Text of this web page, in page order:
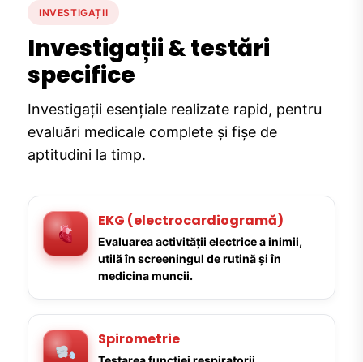
INVESTIGAȚII
Investigații & testări
specifice
Investigații esențiale realizate rapid, pentru
evaluări medicale complete și fișe de
aptitudini la timp.
EKG (electrocardiogramă)
Evaluarea activității electrice a inimii,
utilă în screeningul de rutină și în
medicina muncii.
Spirometrie